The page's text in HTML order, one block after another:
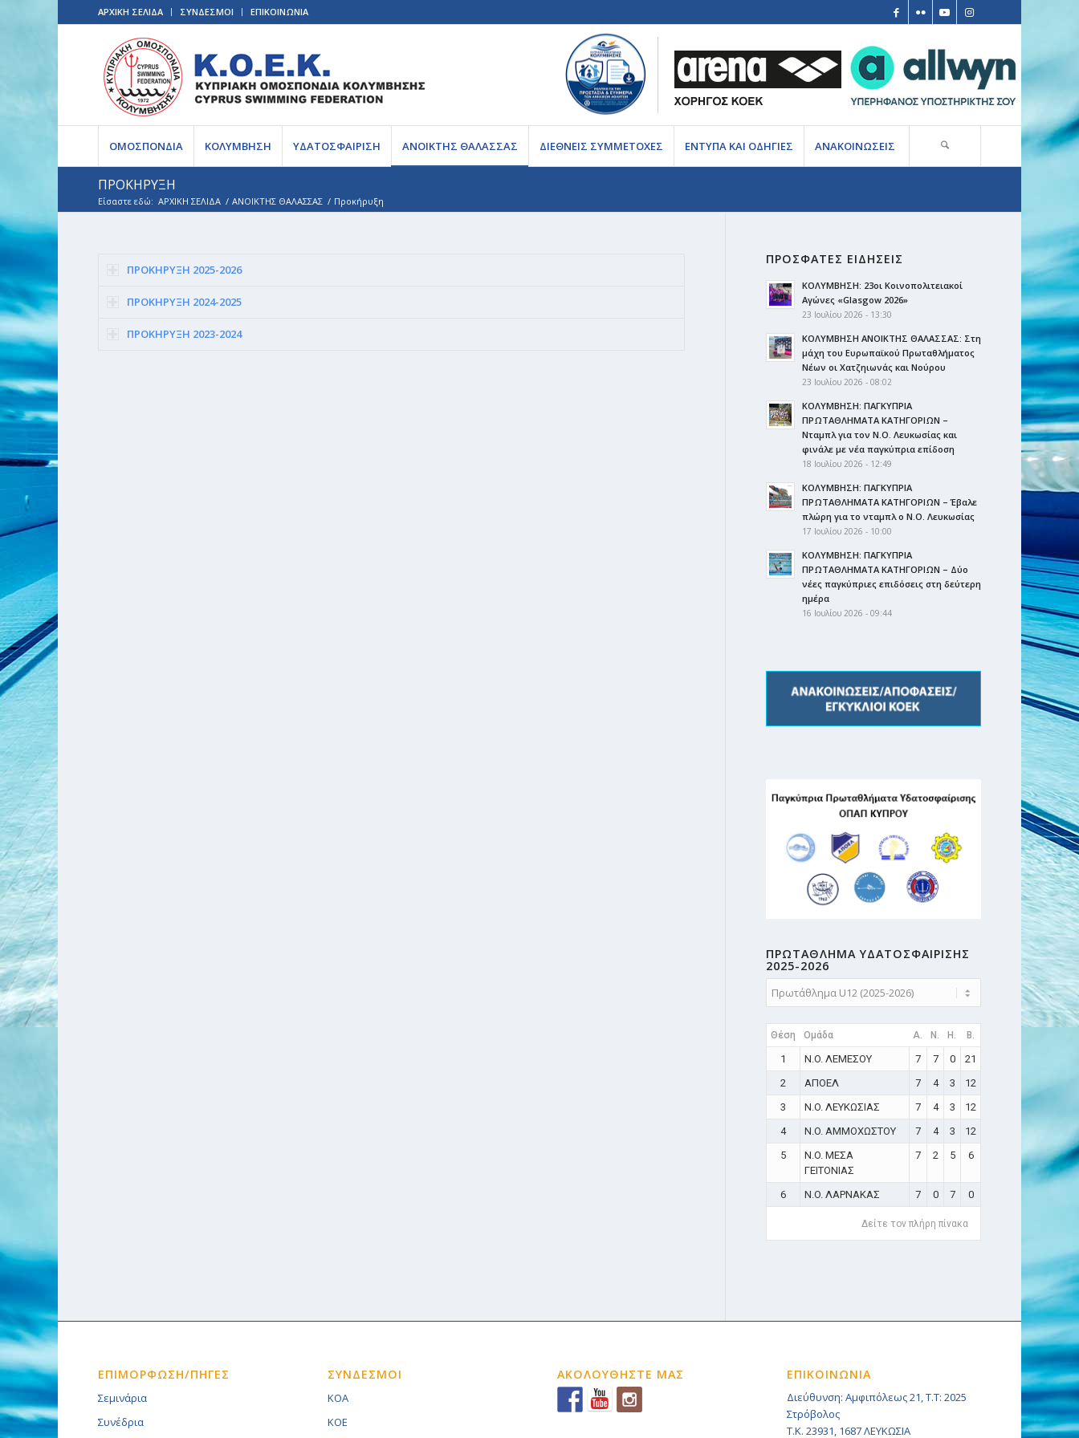
ΑΡΧΙΚΗ ΣΕΛΙΔΑ ΣΥΝΔΕΣΜΟΙ ΕΠΙΚΟΙΝΩΝΙΑ
ΟΜΟΣΠΟΝΔΙΑ ΚΟΛΥΜΒΗΣΗ ΥΔΑΤΟΣΦΑΙΡΙΣΗ ΑΝΟΙΚΤΗΣ ΘΑΛΑΣΣΑΣ ΔΙΕΘΝΕΙΣ ΣΥΜΜΕΤΟΧΕΣ ΕΝΤΥΠΑ ΚΑΙ ΟΔΗΓΙΕΣ ΑΝΑΚΟΙΝΩΣΕΙΣ
ΠΡΟΚΗΡΥΞΗ
Είσαστε εδώ: ΑΡΧΙΚΗ ΣΕΛΙΔΑ / ΑΝΟΙΚΤΗΣ ΘΑΛΑΣΣΑΣ / Προκήρυξη
ΠΡΟΚΗΡΥΞΗ 2025-2026
ΠΡΟΚΗΡΥΞΗ 2024-2025
ΠΡΟΚΗΡΥΞΗ 2023-2024
ΠΡΟΣΦΑΤΕΣ ΕΙΔΗΣΕΙΣ
ΚΟΛΥΜΒΗΣΗ: 23οι Κοινοπολιτειακοί
Αγώνες «Glasgow 2026»
23 Ιουλίου 2026 - 13:30
ΚΟΛΥΜΒΗΣΗ ΑΝΟΙΚΤΗΣ ΘΑΛΑΣΣΑΣ: Στη
μάχη του Ευρωπαϊκού Πρωταθλήματος
Νέων οι Χατζηιωνάς και Νούρου
23 Ιουλίου 2026 - 08:02
ΚΟΛΥΜΒΗΣΗ: ΠΑΓΚΥΠΡΙΑ
ΠΡΩΤΑΘΛΗΜΑΤΑ ΚΑΤΗΓΟΡΙΩΝ –
Νταμπλ για τον Ν.Ο. Λευκωσίας και
φινάλε με νέα παγκύπρια επίδοση
18 Ιουλίου 2026 - 12:49
ΚΟΛΥΜΒΗΣΗ: ΠΑΓΚΥΠΡΙΑ
ΠΡΩΤΑΘΛΗΜΑΤΑ ΚΑΤΗΓΟΡΙΩΝ – Έβαλε
πλώρη για το νταμπλ ο Ν.Ο. Λευκωσίας
17 Ιουλίου 2026 - 10:00
ΚΟΛΥΜΒΗΣΗ: ΠΑΓΚΥΠΡΙΑ
ΠΡΩΤΑΘΛΗΜΑΤΑ ΚΑΤΗΓΟΡΙΩΝ – Δύο
νέες παγκύπριες επιδόσεις στη δεύτερη
ημέρα
16 Ιουλίου 2026 - 09:44
ΠΡΩΤΑΘΛΗMA ΥΔΑΤΟΣΦΑΙΡΙΣΗΣ
2025-2026
Θέση Ομάδα A. N. H. B.
1 N.O. ΛΕΜΕΣΟΥ 7 7 0
21
2
ΑΠΟΕΛ 7 4 3
12
3
N.O. ΛΕΥΚΩΣΙΑΣ 7 4 3
12
4
N.O. ΑΜΜΟΧΩΣΤΟΥ 7 4 3
12
5
N.O. ΜΕΣΑ
ΓΕΙΤΟΝΙΑΣ
7 2 5 6
6 N.O. ΛΑΡΝΑΚΑΣ 7 0 7 0
Δείτε τον πλήρη πίνακα
ΕΠΙΜΟΡΦΩΣΗ/ΠΗΓΕΣ
Σεμινάρια
Συνέδρια
ΣΥΝΔΕΣΜΟΙ
KOA
KOE
ΑΚΟΛΟΥΘΗΣΤΕ ΜΑΣ ΕΠΙΚΟΙΝΩΝΙΑ
Διεύθυνση: Αμφιπόλεως 21, Τ.Τ: 2025
Στρόβολος
Τ.Κ. 23931, 1687 ΛΕΥΚΩΣΙΑ